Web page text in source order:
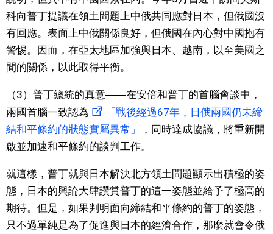
科向普丁提議在領土問題上中俄共同應對日本，但俄國沒
有回應。表面上中俄關係良好，但俄國在內心對中國抱有
警惕。因而，在亞太地區加強與日本、越南，以至美國之
間的關係，以此取得平衡。
（3）普丁總統的真意――在安倍和普丁的首腦會談中，
兩國首腦一致認為
「戰後經過67年，日俄兩國仍未締
結和平條約的狀態實屬異常」
，同時達成協議，將重新開
啟並加速和平條約的談判工作。
就這樣，普丁就與日本解決北方領土問題顯示出積極的姿
態，日本的輿論大肆讚賞普丁的這一姿態並給予了極高的
期待。但是，如果判明面向締結和平條約的普丁的姿態，
只不過單純是為了促進與日本的經濟合作，那麼就會令俄